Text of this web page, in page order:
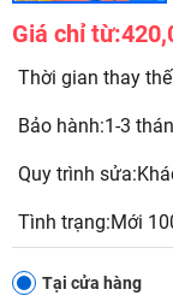
Giá chỉ từ:
Thời gian thay
Bảo hành:1-3
Quy trình
Tình trạng:Mới
Tại cửa hàng